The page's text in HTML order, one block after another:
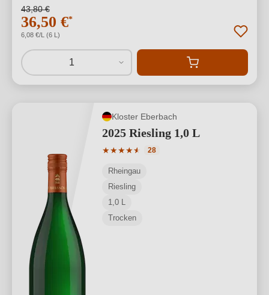
43,80 €
36,50 €*
6,08 €/L (6 L)
1
Kloster Eberbach
2025 Riesling 1,0 L
★★★★★
★
Durchschnittliche Bewertung von 4.57
28
Rheingau
Riesling
1,0 L
Trocken